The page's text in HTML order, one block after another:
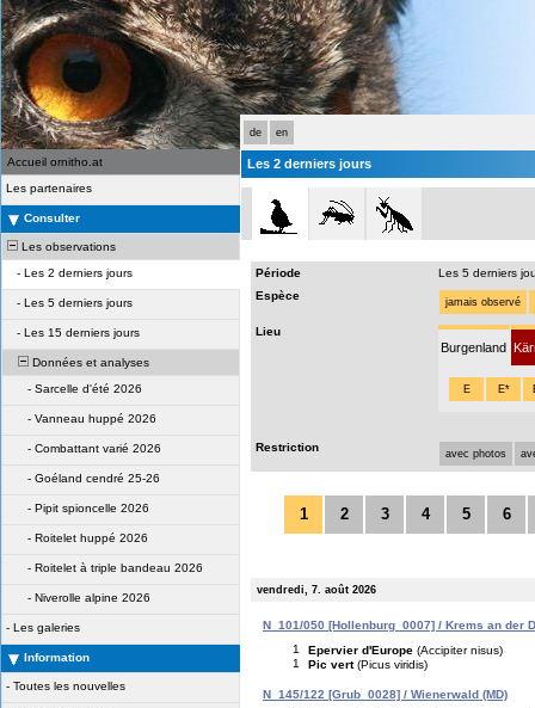
de en
Accueil ornitho.at
Les partenaires
Consulter
Les observations
- Les 2 derniers jours
- Les 5 derniers jours
- Les 15 derniers jours
Données et analyses
- Sarcelle d'été 2026
- Vanneau huppé 2026
- Combattant varié 2026
- Goéland cendré 25-26
- Pipit spioncelle 2026
- Roitelet huppé 2026
- Roitelet à triple bandeau 2026
- Niverolle alpine 2026
- Les galeries
Information
- Toutes les nouvelles
Les 2 derniers jours
Période
Les 5 derniers
Espèce
jamais observé
Lieu
Burgenland
E E*
Restriction avec photos
1 2 3 4 5 6
vendredi, 7. août 2026
N_101/050 [Hollenburg_0007] / Krems an der
1
Epervier d'Europe (Accipiter nisus)
1
Pic vert (Picus viridis)
N_145/122 [Grub_0028] / Wienerwald (MD)